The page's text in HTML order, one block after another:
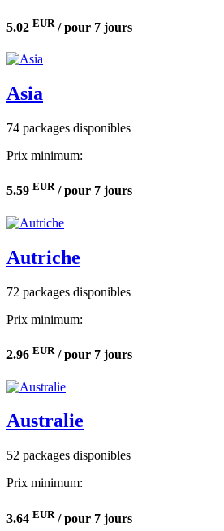
5.02 EUR/ pour 7 jours
Asia
74 packages disponibles
Prix minimum:
5.59 EUR/ pour 7 jours
Autriche
72 packages disponibles
Prix minimum:
2.96 EUR/ pour 7 jours
Australie
52 packages disponibles
Prix minimum:
3.64 EUR/ pour 7 jours